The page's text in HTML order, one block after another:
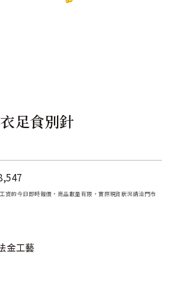
足食別針
資的今日即時報價，商品數量有限，實際現貨狀況請洽門市
金工藝